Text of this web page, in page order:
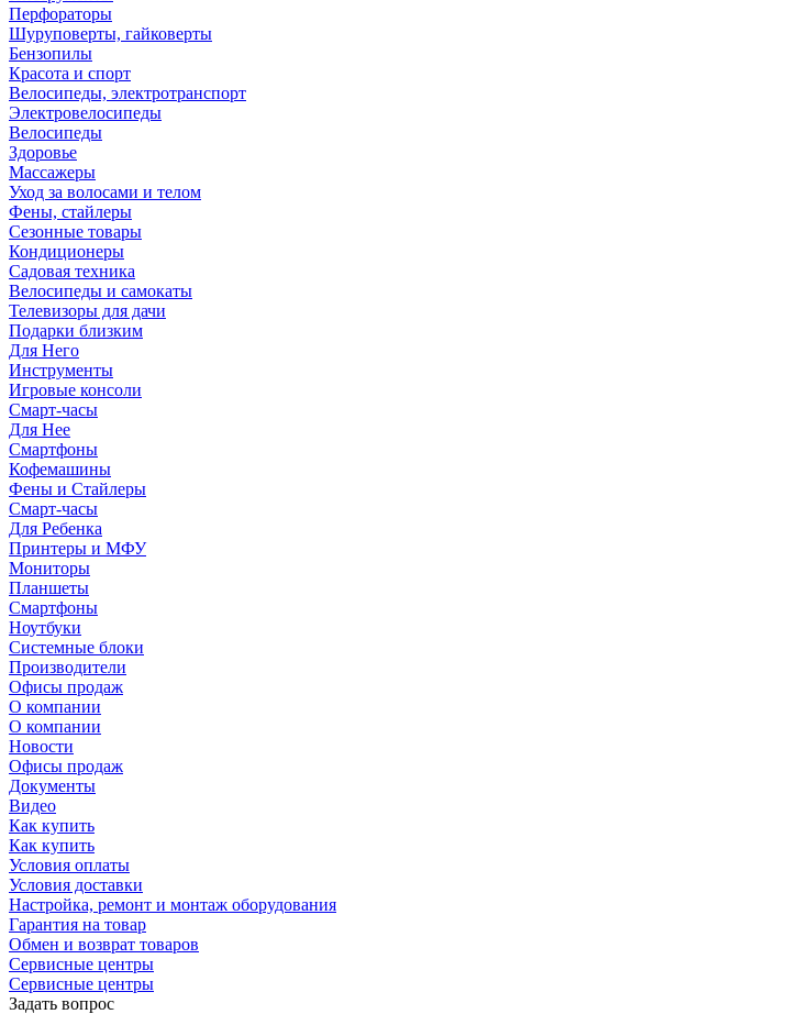
Перфораторы
Шуруповерты, гайковерты
Бензопилы
Красота и спорт
Велосипеды, электротранспорт
Электровелосипеды
Велосипеды
Здоровье
Массажеры
Уход за волосами и телом
Фены, стайлеры
Сезонные товары
Кондиционеры
Садовая техника
Велосипеды и самокаты
Телевизоры для дачи
Подарки близким
Для Него
Инструменты
Игровые консоли
Смарт-часы
Для Нее
Смартфоны
Кофемашины
Фены и Стайлеры
Смарт-часы
Для Ребенка
Принтеры и МФУ
Мониторы
Планшеты
Смартфоны
Ноутбуки
Системные блоки
Производители
Офисы продаж
О компании
О компании
Новости
Офисы продаж
Документы
Видео
Как купить
Как купить
Условия оплаты
Условия доставки
Настройка, ремонт и монтаж оборудования
Гарантия на товар
Обмен и возврат товаров
Сервисные центры
Сервисные центры
Задать вопрос